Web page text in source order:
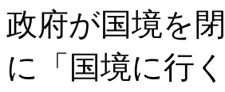
政府が国境を
に「国境に行